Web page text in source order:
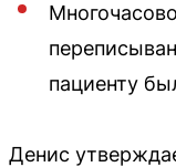
пациенту
Денис